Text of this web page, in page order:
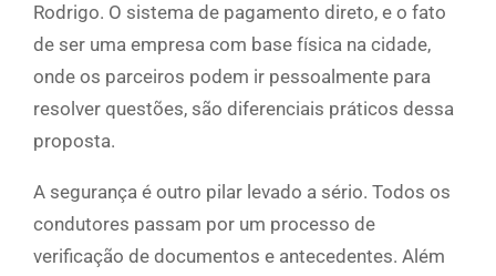
Rodrigo. O sistema de pagamento direto, e o fato
de ser uma empresa com base física na cidade,
onde os parceiros podem ir pessoalmente para
resolver questões, são diferenciais práticos dessa
proposta.
A segurança é outro pilar levado a sério. Todos os
condutores passam por um processo de
verificação de documentos e antecedentes. Além